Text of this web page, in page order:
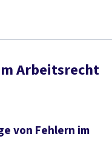
Arbeitsrecht
von Fehlern im